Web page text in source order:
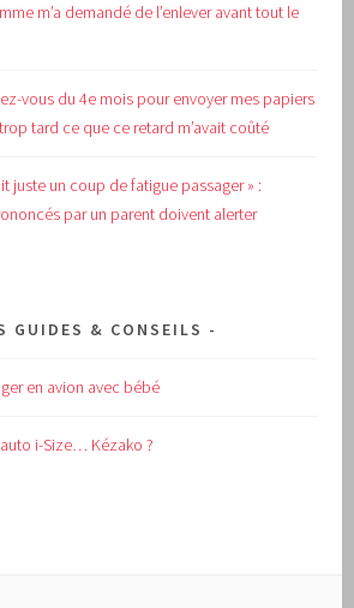
m’a demandé de l’enlever avant tout le
vous du 4e mois pour envoyer mes papiers
tard ce que ce retard m’avait coûté
juste un coup de fatigue passager » :
par un parent doivent alerter
GUIDES & CONSEILS
en avion avec bébé
i-Size… Kézako ?